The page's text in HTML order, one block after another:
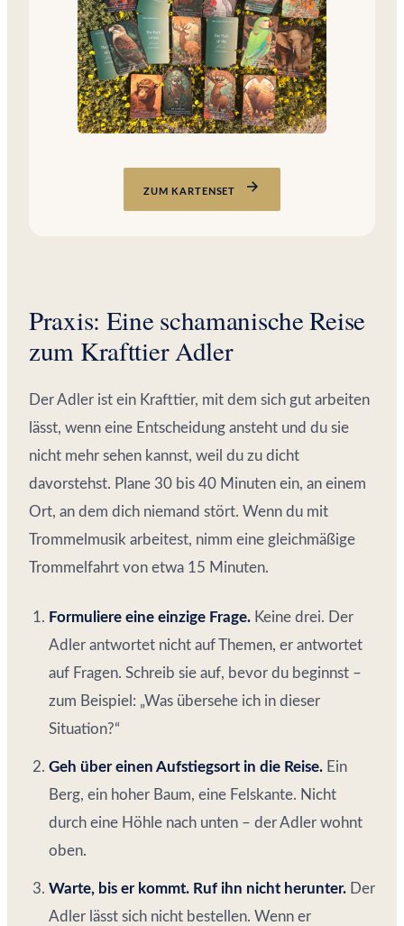
ZUM KARTENSET
Praxis: Eine schamanische Reise
zum Krafttier Adler
Der Adler ist ein Krafttier, mit dem sich gut arbeiten
lässt, wenn eine Entscheidung ansteht und du sie
nicht mehr sehen kannst, weil du zu dicht
davorstehst. Plane 30 bis 40 Minuten ein, an einem
Ort, an dem dich niemand stört. Wenn du mit
Trommelmusik arbeitest, nimm eine gleichmäßige
Trommelfahrt von etwa 15 Minuten.
Formuliere eine einzige Frage. Keine drei. Der
Adler antwortet nicht auf Themen, er antwortet
auf Fragen. Schreib sie auf, bevor du beginnst –
zum Beispiel: „Was übersehe ich in dieser
Situation?“
Geh über einen Aufstiegsort in die Reise. Ein
Berg, ein hoher Baum, eine Felskante. Nicht
durch eine Höhle nach unten – der Adler wohnt
oben.
Warte, bis er kommt. Ruf ihn nicht herunter. Der
Adler lässt sich nicht bestellen. Wenn er